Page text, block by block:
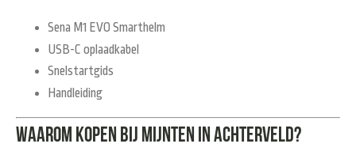
Sena M1 EVO Smarthelm
USB-C oplaadkabel
Snelstartgids
Handleiding
Waarom kopen bij Mijnten in Achterveld?